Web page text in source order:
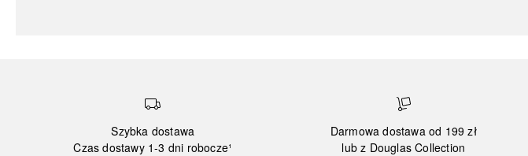
Szybka dostawa
Czas dostawy 1-3 dni robocze¹
Darmowa dostawa od 199 zł
lub z Douglas Collection